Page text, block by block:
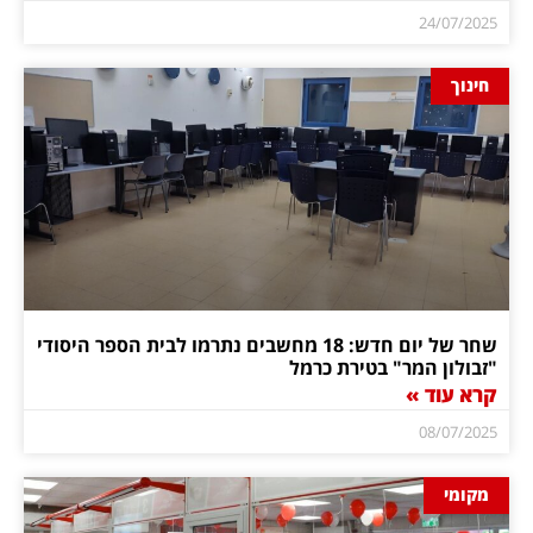
24/07/2025
חינוך
שחר של יום חדש: 18 מחשבים נתרמו לבית הספר היסודי
"זבולון המר" בטירת כרמל
קרא עוד »
08/07/2025
מקומי